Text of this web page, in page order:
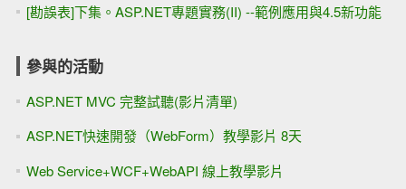
[勘誤表]下集。ASP.NET專題實務(II) --範例應用與4.5新功能
參與的活動
ASP.NET MVC 完整試聽(影片清單)
ASP.NET快速開發（WebForm）教學影片 8天
Web Service+WCF+WebAPI 線上教學影片